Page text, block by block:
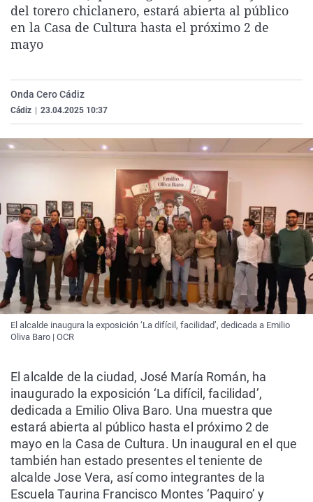
La rosa de los vientos
Gente viajera
Caso
Retornados
Operación Viuda
Extremadura
Galicia
Navarra
Virales
Televisión
del torero chiclanero, estará abierta al público
en la Casa de Cultura hasta el próximo 2 de
mayo
Onda Cero Cádiz
Cádiz 23.04.2025 10:37
El alcalde inaugura la exposición ‘La difícil, facilidad’, dedicada a Emilio
Oliva Baro | OCR
El alcalde de la ciudad, José María Román, ha
inaugurado la exposición ‘La difícil, facilidad’,
dedicada a Emilio Oliva Baro. Una muestra que
estará abierta al público hasta el próximo 2 de
mayo en la Casa de Cultura. Un inaugural en el que
también han estado presentes el teniente de
alcalde Jose Vera, así como integrantes de la
Escuela Taurina Francisco Montes ‘Paquiro’ y